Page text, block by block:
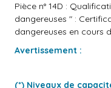
Pièce n° 14D :
dangereuses " :
dangereuses en cours
Avertissement :
(*) Niveaux de